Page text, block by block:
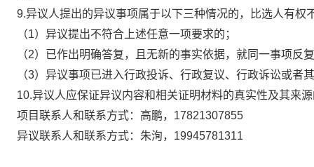
9.异议人提出的异议事项属于以下三种情况的，比选人有权
（1）异议提出不符合上述任意一项要求的；
（2）已作出明确答复，且无新的事实依据，就同一事项反
（3）异议事项已进入行政投诉、行政复议、行政诉讼或者
10.异议人应保证异议内容和相关证明材料的真实性及其来
项目联系人和联系方式：高鹏， 17821307855
异议联系人和联系方式：朱洵， 19945781311